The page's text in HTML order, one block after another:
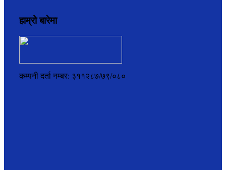
हाम्रो बारेमा
कम्पनी दर्ता नम्बर: ३११२८७/७९/०८०